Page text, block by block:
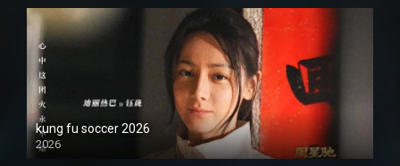
kung fu soccer 2026
2026
1080P